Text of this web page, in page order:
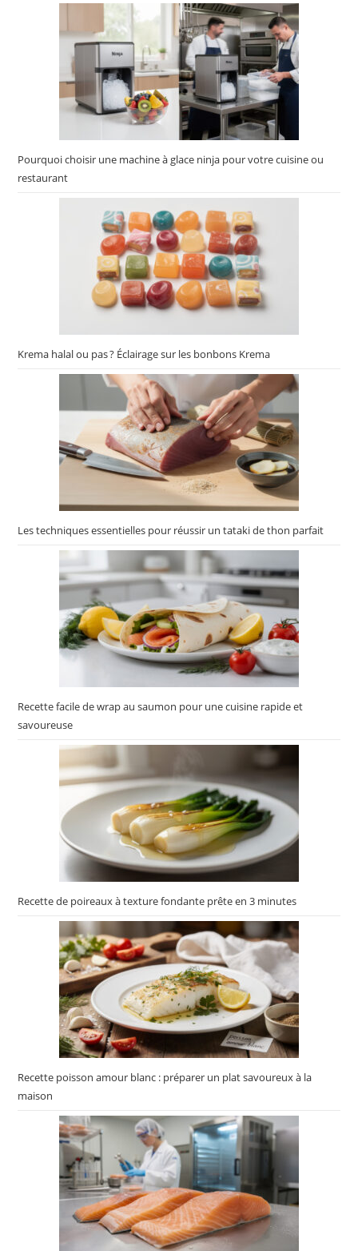
Pourquoi choisir une machine à glace ninja pour votre cuisine ou
restaurant
Krema halal ou pas ? Éclairage sur les bonbons Krema
Les techniques essentielles pour réussir un tataki de thon parfait
Recette facile de wrap au saumon pour une cuisine rapide et
savoureuse
Recette de poireaux à texture fondante prête en 3 minutes
Recette poisson amour blanc : préparer un plat savoureux à la
maison